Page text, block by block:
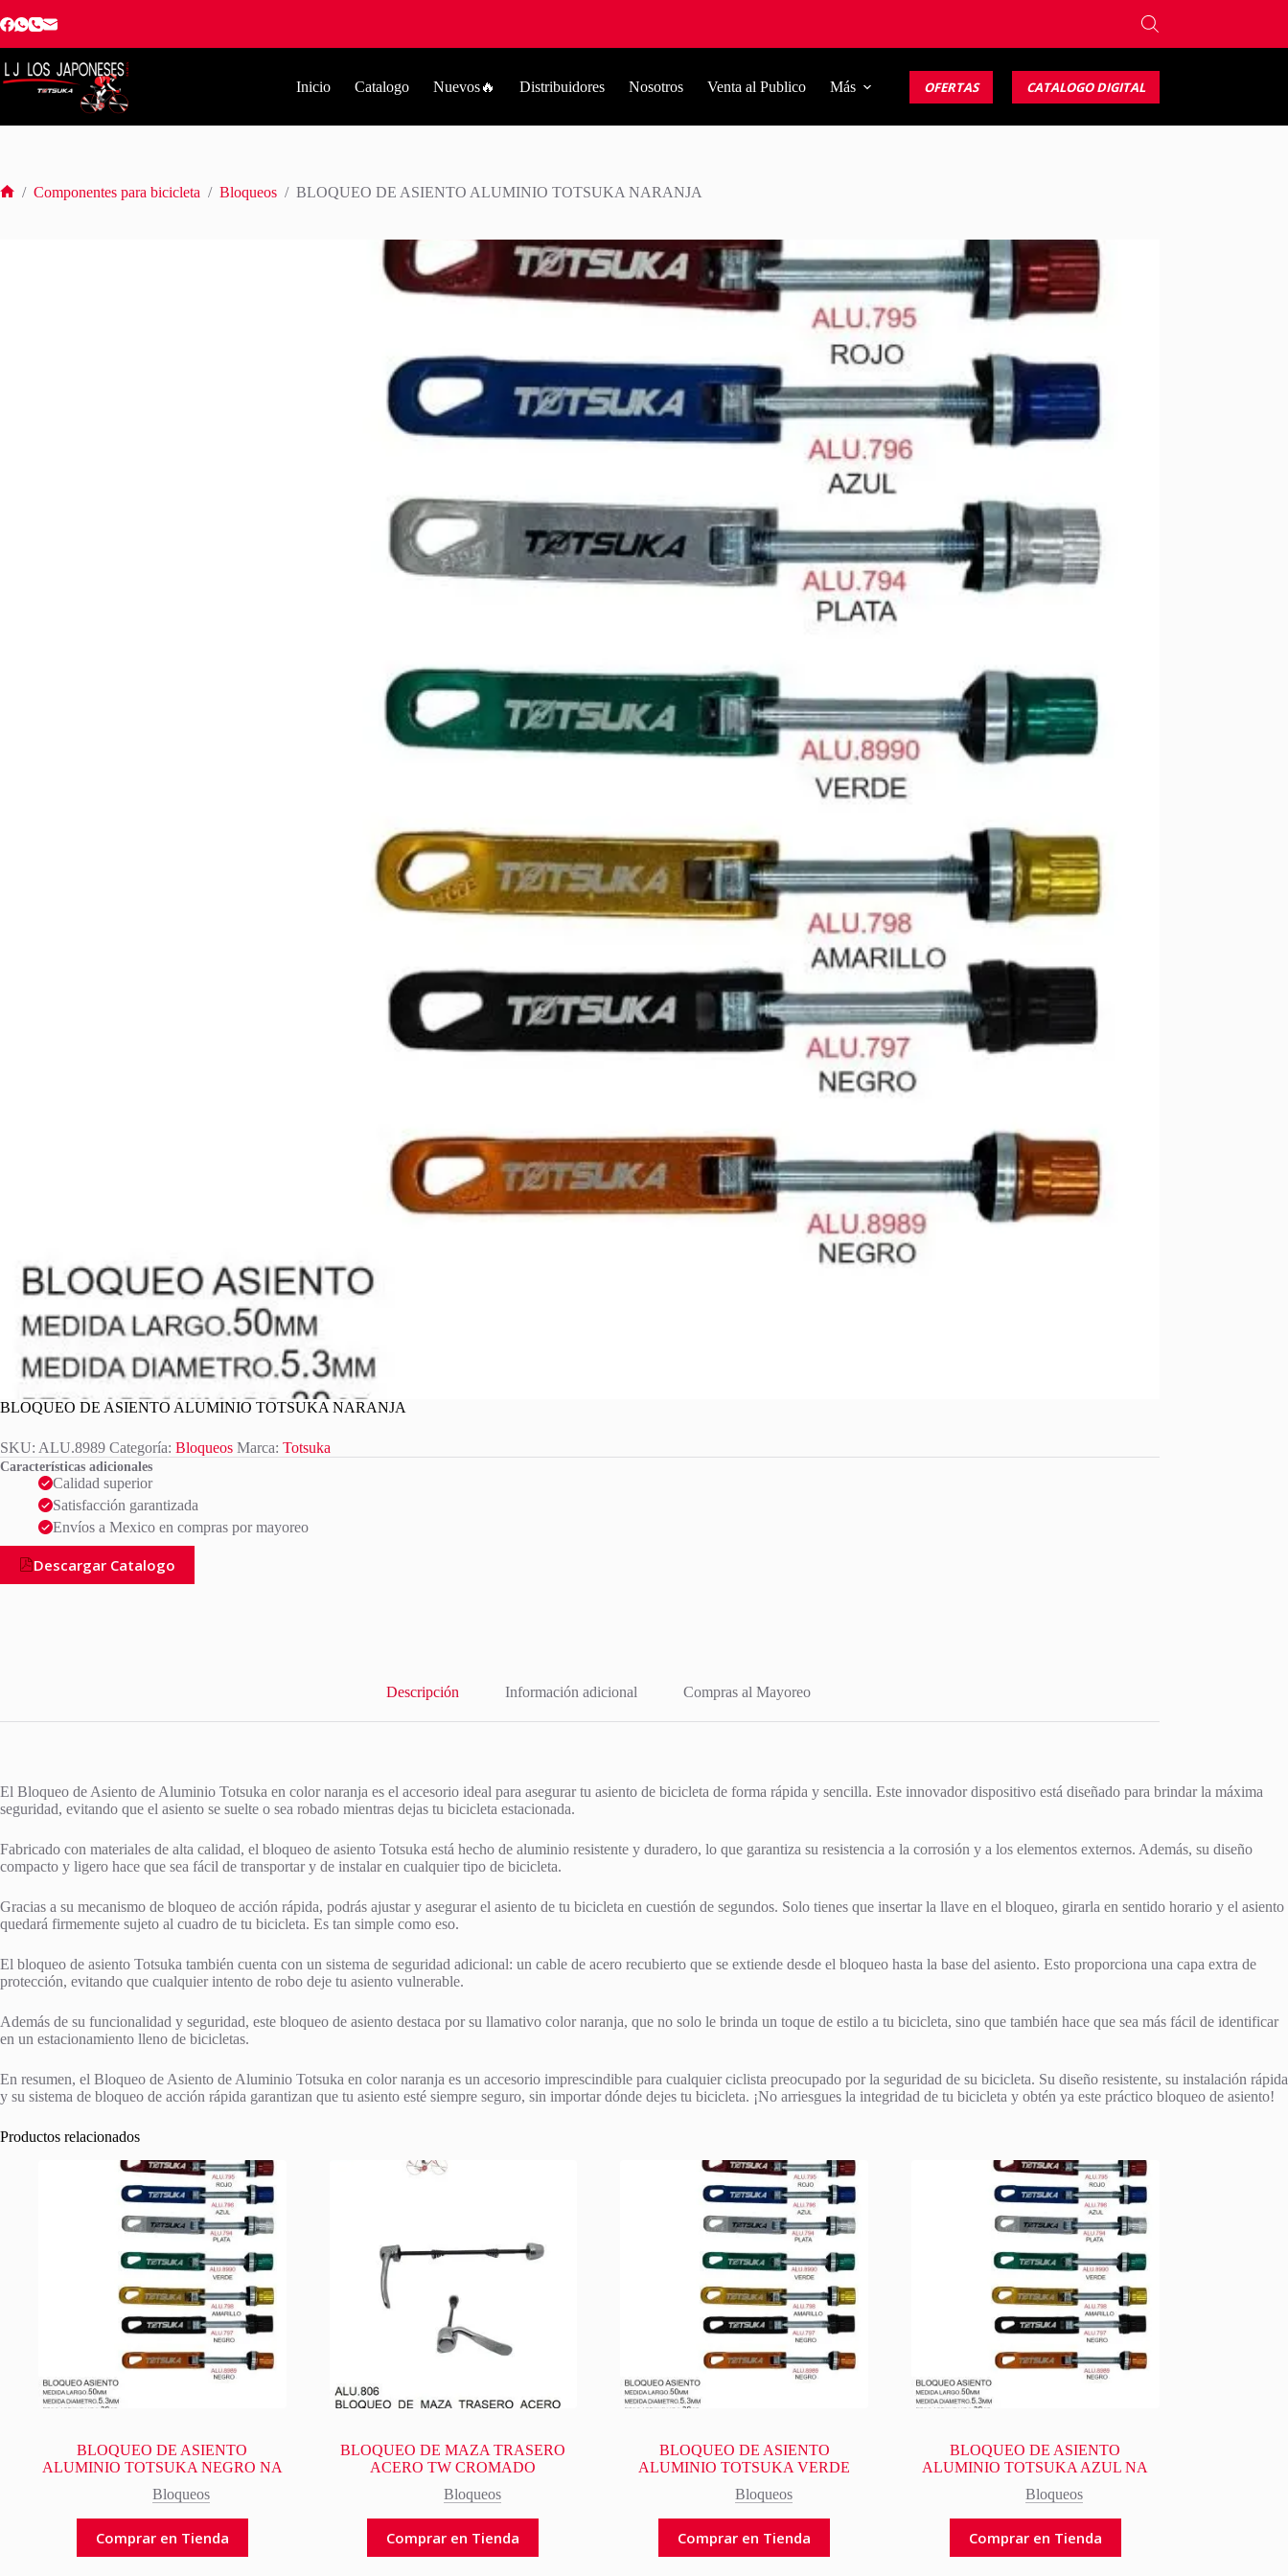
al
Inicio Catalogo Nuevos🔥 Distribuidores Nosotros Venta al Publico Más OFERTAS CATALOGO DIGITAL
/ Componentes para bicicleta / Bloqueos / BLOQUEO DE ASIENTO ALUMINIO TOTSUKA NARANJA
BLOQUEO DE ASIENTO ALUMINIO TOTSUKA NARANJA
SKU: ALU.8989 Categoría: Bloqueos Marca: Totsuka
Características adicionales
Calidad superior
Satisfacción garantizada
Envíos a Mexico en compras por mayoreo
Descargar Catalogo
Descripción Información adicional Compras al Mayoreo
El Bloqueo de Asiento de Aluminio Totsuka en color naranja es el accesorio ideal para asegurar tu asiento de bicicleta de forma rápida y sencilla. Este innovador dispositivo está diseñado para brindar la máxima
seguridad, evitando que el asiento se suelte o sea robado mientras dejas tu bicicleta estacionada.
Fabricado con materiales de alta calidad, el bloqueo de asiento Totsuka está hecho de aluminio resistente y duradero, lo que garantiza su resistencia a la corrosión y a los elementos externos. Además, su diseño
compacto y ligero hace que sea fácil de transportar y de instalar en cualquier tipo de bicicleta.
Gracias a su mecanismo de bloqueo de acción rápida, podrás ajustar y asegurar el asiento de tu bicicleta en cuestión de segundos. Solo tienes que insertar la llave en el bloqueo, girarla en sentido horario y el asiento
quedará firmemente sujeto al cuadro de tu bicicleta. Es tan simple como eso.
El bloqueo de asiento Totsuka también cuenta con un sistema de seguridad adicional: un cable de acero recubierto que se extiende desde el bloqueo hasta la base del asiento. Esto proporciona una capa extra de
protección, evitando que cualquier intento de robo deje tu asiento vulnerable.
Además de su funcionalidad y seguridad, este bloqueo de asiento destaca por su llamativo color naranja, que no solo le brinda un toque de estilo a tu bicicleta, sino que también hace que sea más fácil de identificar
en un estacionamiento lleno de bicicletas.
En resumen, el Bloqueo de Asiento de Aluminio Totsuka en color naranja es un accesorio imprescindible para cualquier ciclista preocupado por la seguridad de su bicicleta. Su diseño resistente, su instalación rápida
y su sistema de bloqueo de acción rápida garantizan que tu asiento esté siempre seguro, sin importar dónde dejes tu bicicleta. ¡No arriesgues la integridad de tu bicicleta y obtén ya este práctico bloqueo de asiento!
Productos relacionados
BLOQUEO DE ASIENTO
ALUMINIO TOTSUKA NEGRO NA
Bloqueos
Comprar en Tienda
BLOQUEO DE MAZA TRASERO
ACERO TW CROMADO
Bloqueos
Comprar en Tienda
BLOQUEO DE ASIENTO
ALUMINIO TOTSUKA VERDE
Bloqueos
Comprar en Tienda
BLOQUEO DE ASIENTO
ALUMINIO TOTSUKA AZUL NA
Bloqueos
Comprar en Tienda